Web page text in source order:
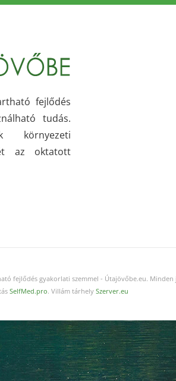
fejlődés
tudás.
az oktatott
fejlődés gyakorlati szemmel - Útajövőbe.eu.
SelfMed.pro. Villám tárhely Szerver.eu